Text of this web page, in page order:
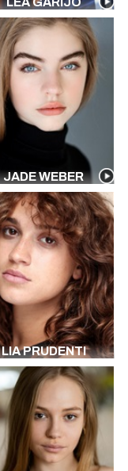
JADE WEBER
LIA PRUDENTI